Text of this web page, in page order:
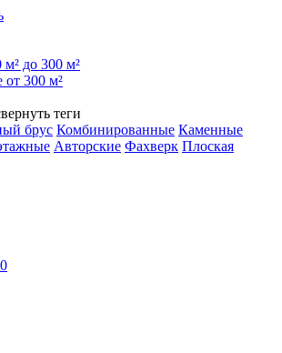
до 300 м²
300 м²
теги
брус Комбинированные Каменные
Авторские Фахверк Плоская